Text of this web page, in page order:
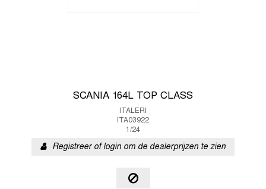
SCANIA 164L TOP CLASS
ITALERI
ITA03922
1/24
Registreer of login om de dealerprijzen te zien